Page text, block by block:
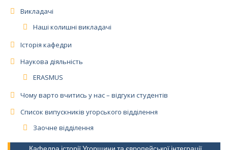
Викладачі
Наші колишні викладачі
Історія кафедри
Наукова діяльність
ERASMUS
Чому варто вчитись у нас – відгуки студентів
Список випускників угорського відділення
Заочне відділення